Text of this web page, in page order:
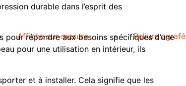
Affiche sur-mesure Reliure agrafé
durable dans l’esprit des
répondre aux besoins spécifiques d’une
pour une utilisation en intérieur, ils
et à installer. Cela signifie que les